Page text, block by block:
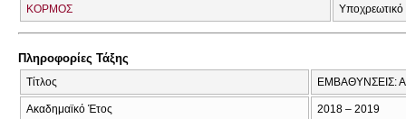
ΚΟΡΜΟΣ
Πληροφορίες Τάξης
Τίτλος ΕΜΒΑΘΥΝΣΕΙΣ:
Ακαδημαϊκό Έτος 2018 – 2019